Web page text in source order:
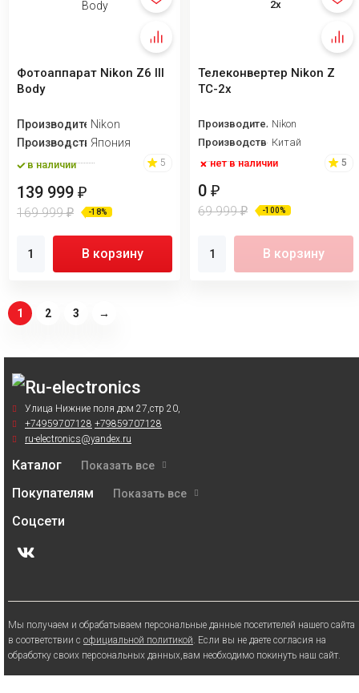
Фотоаппарат Nikon Z6 III
Body
ПроизводительNikon
ПроизводствоЯпония
в наличии 5
139 999 ₽
169 999₽ -18%
В корзину
Телеконвертер Nikon Z
TC-2x
ПроизводительNikon
ПроизводствоКитай
нет в наличии
5
0₽
69 999₽ -100%
В корзину
1 2 3 →
Улица Нижние поля дом 27,стр 20,
+74959707128 +79859707128
ru-electronics@yandex.ru
Каталог Показать все
Покупателям Показать все
Соцсети
Мы получаем и обрабатываем персональные данные посетителей нашего сайта
в соответствии с официальной политикой. Если вы не даете согласия на
обработку своих персональных данных,вам необходимо покинуть наш сайт.